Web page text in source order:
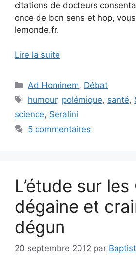
citations de docteurs
once de bon sens et hop,
lemonde.fr.
Lire la suite
Catégories
Ad Hominem, Débat
Étiquettes
humour, polémique, santé,
science, Seralini
5 commentaires
L’étude sur
dégaine et
dégun
20 septembre 2012 par